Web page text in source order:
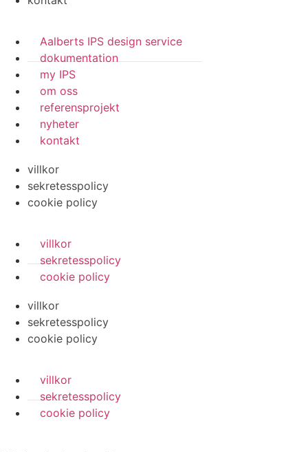
Aalberts IPS design service
dokumentation
my IPS
om oss
referensprojekt
nyheter
kontakt
villkor
sekretesspolicy
cookie policy
villkor
sekretesspolicy
cookie policy
villkor
sekretesspolicy
cookie policy
villkor
sekretesspolicy
cookie policy